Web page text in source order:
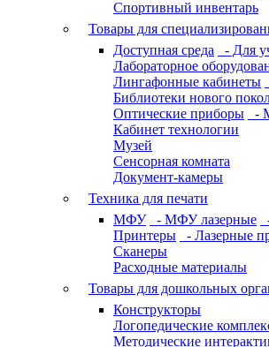
Спортивный инвентарь
Товары для
Доступная среда
- Для
Лабораторное
Лингафонные кабинеты
Библиотеки нового
Оптические приборы
-
Кабинет технологии
Музей
Сенсорная комната
Документ-камеры
Техника для печати
МФУ
- МФУ лазерные
Принтеры
- Лазерные
Сканеры
Расходные материалы
Товары для дошкольных
Конструкторы
Логопедические
Методические